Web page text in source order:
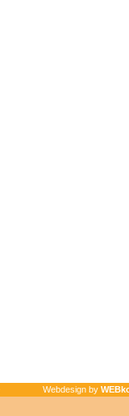
Webdesign by